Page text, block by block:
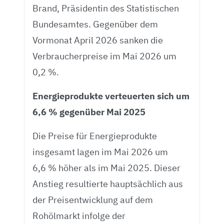
Brand, Präsidentin des Statistischen
Bundesamtes. Gegenüber dem
Vormonat April 2026 sanken die
Verbraucherpreise im Mai 2026 um
0,2 %.
Energieprodukte verteuerten sich um
6,6 % gegenüber Mai 2025
Die Preise für Energieprodukte
insgesamt lagen im Mai 2026 um
6,6 % höher als im Mai 2025. Dieser
Anstieg resultierte hauptsächlich aus
der Preisentwicklung auf dem
Rohölmarkt infolge der